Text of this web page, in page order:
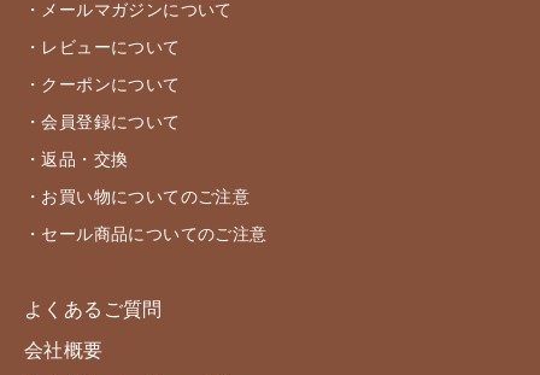
・メールマガジンについて
・レビューについて
・クーポンについて
・会員登録について
・返品・交換
・お買い物についてのご注意
・セール商品についてのご注意
よくあるご質問
会社概要